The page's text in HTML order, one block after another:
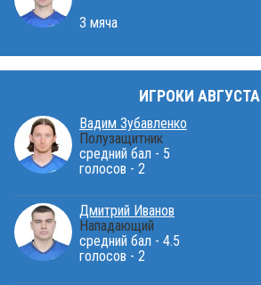
3 мяча
ИГРОКИ АВГУСТА
Вадим Зубавленко
Полузащитник
средний бал - 5
голосов - 2
Дмитрий Иванов
Нападающий
средний бал - 4.5
голосов - 2